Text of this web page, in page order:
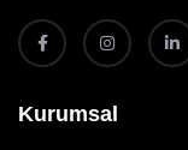
Kurumsal